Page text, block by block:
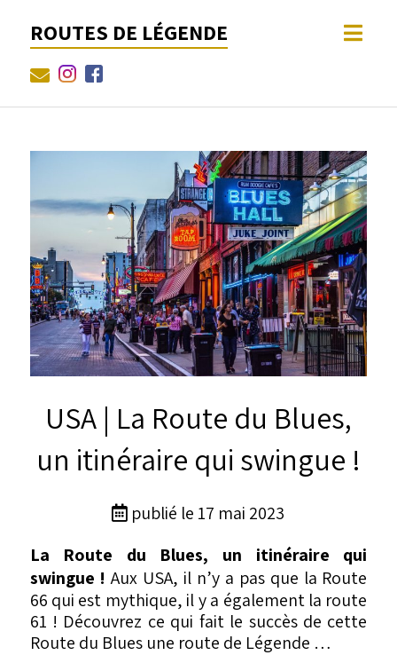
ROUTES DE LÉGENDE
USA | La Route du Blues,
un itinéraire qui swingue !
publié le 17 mai 2023
La Route du Blues, un itinéraire qui
swingue ! Aux USA, il n’y a pas que la Route
66 qui est mythique, il y a également la route
61 ! Découvrez ce qui fait le succès de cette
Route du Blues une route de Légende …